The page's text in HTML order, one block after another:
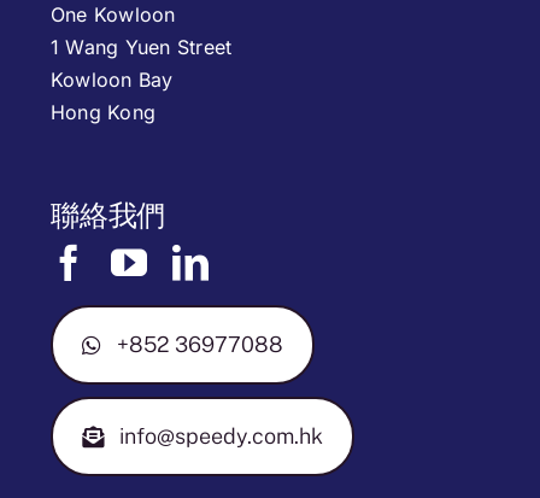
聯絡我們
+852 36977088
info@speedy.com.hk
One Kowloon
1 Wang Yuen Street
Kowloon Bay
Hong Kong